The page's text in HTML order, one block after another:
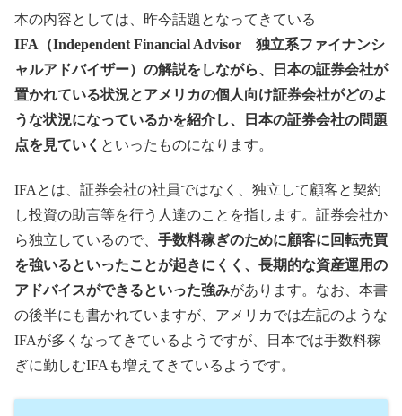
本の内容としては、昨今話題となってきている
IFA（Independent Financial Advisor 独立系ファイナンシ
ャルアドバイザー）の解説をしながら、日本の証券会社が
置かれている状況とアメリカの個人向け証券会社がどのよ
うな状況になっているかを紹介し、日本の証券会社の問題
点を見ていく といったものになります。
IFAとは、証券会社の社員ではなく、独立して顧客と契約
し投資の助言等を行う人達のことを指します。証券会社か
ら独立しているので、 手数料稼ぎのために顧客に回転売買
を強いるといったことが起きにくく、長期的な資産運用の
アドバイスができるといった強みがあります。なお、本書
の後半にも書かれていますが、アメリカでは左記のような
IFAが多くなってきているようですが、日本では手数料稼
ぎに勤しむIFAも増えてきているようです。